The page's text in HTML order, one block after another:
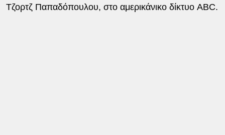
Τζορτζ Παπαδόπουλου, στο αμερικάνικο δίκτυο ABC.